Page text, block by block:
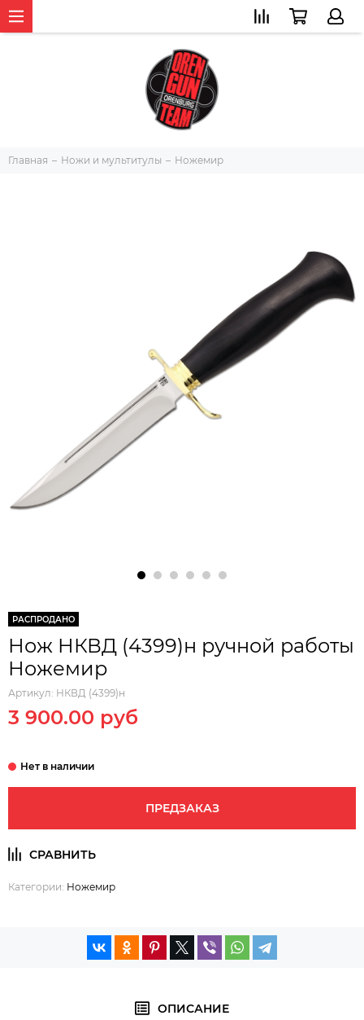
Главная Ножи и мультитулы Ножемир
РАСПРОДАНО
Нож НКВД (4399)н ручной работы
Ножемир
Артикул: НКВД (4399)н
3 900.00 руб
ПРЕДЗАКАЗ
Категории: Ножемир
ОПИСАНИЕ